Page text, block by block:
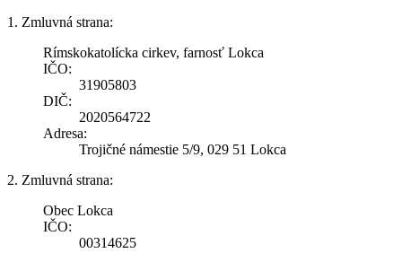
1. Zmluvná strana:
Rímskokatolícka cirkev, farnosť Lokca
IČO:
31905803
DIČ:
2020564722
Adresa:
Trojičné námestie 5/9, 029 51 Lokca
2. Zmluvná strana:
Obec Lokca
IČO:
00314625